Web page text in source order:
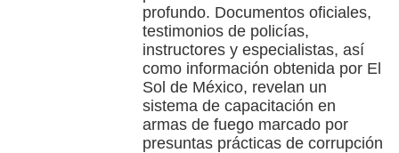
profundo. Documentos oficiales,
testimonios de policías,
instructores y especialistas, así
como información obtenida por El
Sol de México, revelan un
sistema de capacitación en
armas de fuego marcado por
presuntas prácticas de corrupción